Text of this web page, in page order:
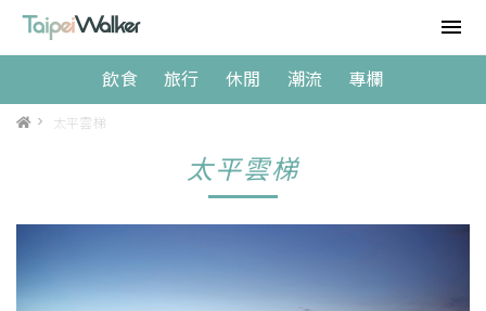
飲食 旅行 休閒 潮流 專欄
> 太平雲梯
太平雲梯